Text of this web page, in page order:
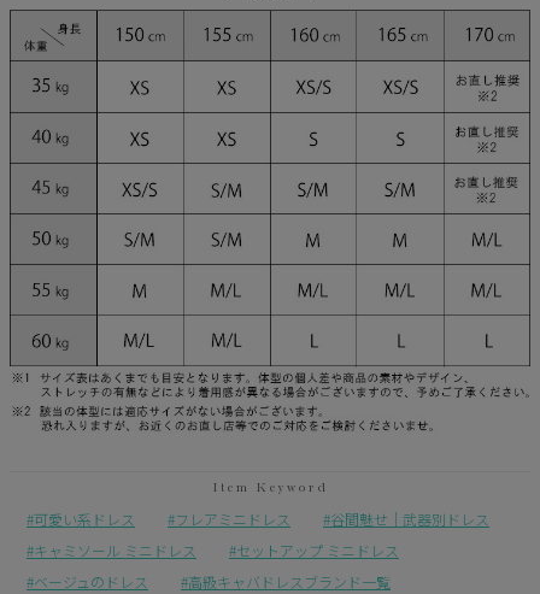
可愛い系ドレス フレアミニドレス
谷間魅せ｜武器別ドレス
キャミソール ミニドレス
セットアップ ミニドレス
ベージュのドレス
高級キャバドレスブランド一覧